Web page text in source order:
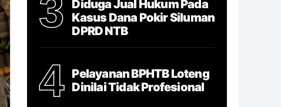
3
Diduga Jual Hukum Pada
Kasus Dana Pokir Siluman
DPRD NTB
4
Pelayanan BPHTB Loteng
Dinilai Tidak Profesional